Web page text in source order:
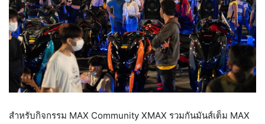
สำหรับกิจกรรม MAX Community XMAX รวมกันมันส์เต็ม MAX